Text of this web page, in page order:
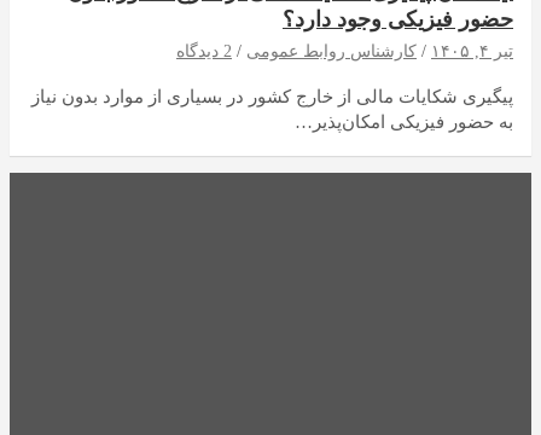
حضور فیزیکی وجود دارد؟
تیر ۴, ۱۴۰۵ کارشناس روابط عمومی 2 دیدگاه
پیگیری شکایات مالی از خارج کشور در بسیاری از موارد بدون نیاز
به حضور فیزیکی امکان‌پذیر…